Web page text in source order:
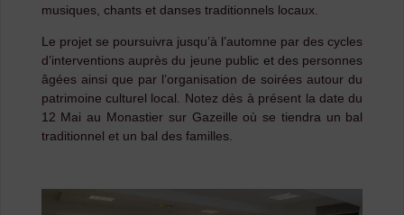
musiques, chants et danses traditionnels locaux.
Le projet se poursuivra jusqu’à l’automne par des cycles
d’interventions auprès du jeune public et des personnes
âgées ainsi que par l’organisation de soirées autour du
patrimoine culturel local. Notez dès à présent la date du
12 Mai au Monastier sur Gazeille où se tiendra un bal
traditionnel et un bal des familles.